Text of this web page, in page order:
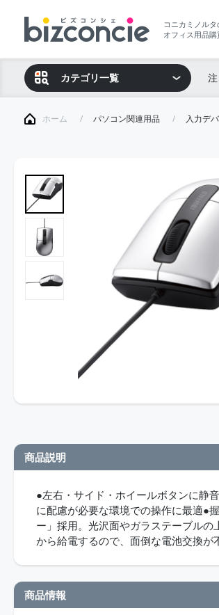
コニカミノルタ
オフィス用品購
カテゴリ一覧
ホーム パソコン関連用品 入力デ
商品説明
●左右・サイド・ホイールボタンに静
に配慮が必要な環境での操作に最適●
ー」採用。光沢面やガラステーブル
から給電するので、面倒な電池交換が
商品情報